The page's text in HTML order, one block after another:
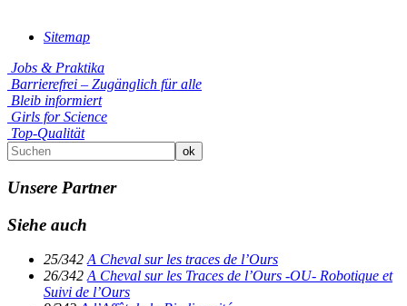
Sitemap
Jobs & Praktika
Barrierefrei – Zugänglich für alle
Bleib informiert
Girls for Science
Top-Qualität
Unsere Partner
Siehe auch
25/342 A Cheval sur les traces de l’Ours
26/342 A Cheval sur les Traces de l’Ours -OU- Robotique et
Suivi de l’Ours